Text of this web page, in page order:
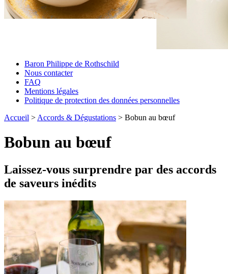
Baron Philippe de Rothschild
Nous contacter
FAQ
Mentions légales
Politique de protection des données personnelles
Accueil > Accords & Dégustations > Bobun au bœuf
Bobun au bœuf
Laissez-vous surprendre par des accords
de saveurs inédits